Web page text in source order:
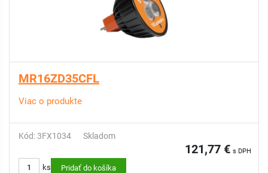
MR16ZD35CFL
Viac o produkte
Kód: 3FX1034 Skladom
121,77 € s DPH
ks Pridať do košíka